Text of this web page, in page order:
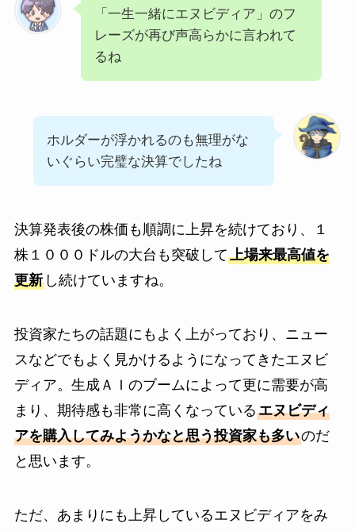
「一生一緒にエヌビディア」のフ
レーズが再び声高らかに言われて
るね
ホルダーが浮かれるのも無理がな
いぐらい完璧な決算でしたね
決算発表後の株価も順調に上昇を続けており、１
株１０００ドルの大台も突破して上場来最高値を
更新し続けていますね。
投資家たちの話題にもよく上がっており、ニュー
スなどでもよく見かけるようになってきたエヌビ
ディア。生成ＡＩのブームによって更に需要が高
まり、期待感も非常に高くなっているエヌビディ
アを購入してみようかなと思う投資家も多いのだ
と思います。
ただ、あまりにも上昇しているエヌビディアをみ